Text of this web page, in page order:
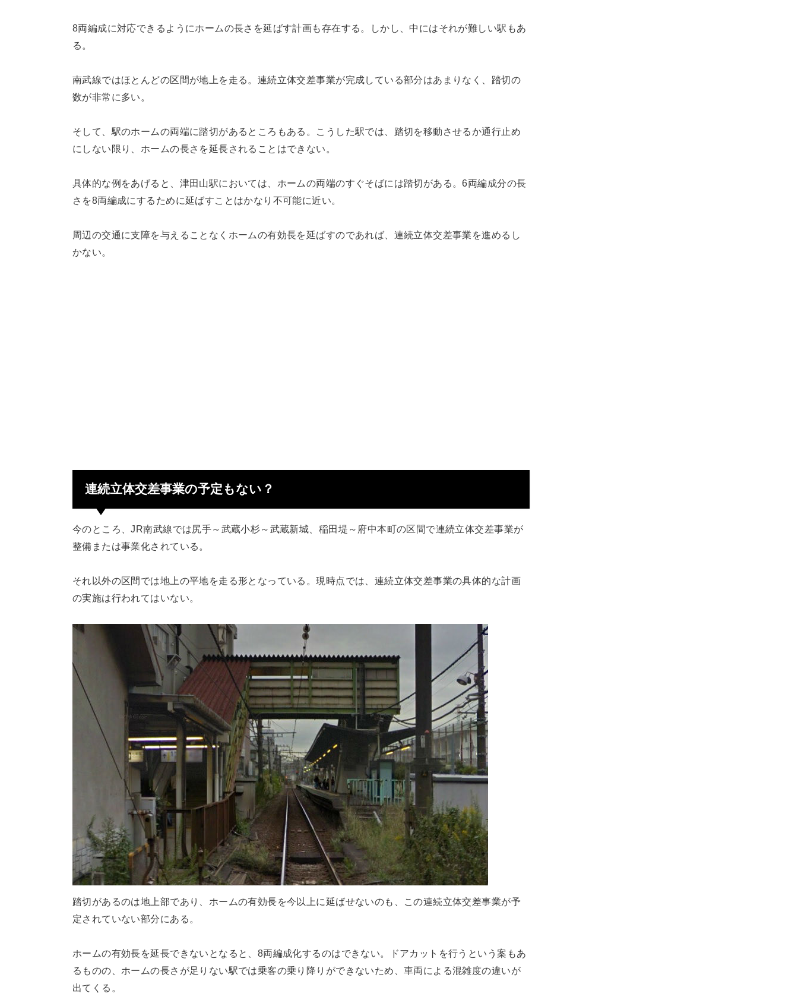
8両編成に対応できるようにホームの長さを延ばす計画も存在する。しかし、中にはそれが難しい駅もあ
る。
南武線ではほとんどの区間が地上を走る。連続立体交差事業が完成している部分はあまりなく、踏切の
数が非常に多い。
そして、駅のホームの両端に踏切があるところもある。こうした駅では、踏切を移動させるか通行止め
にしない限り、ホームの長さを延長されることはできない。
具体的な例をあげると、津田山駅においては、ホームの両端のすぐそばには踏切がある。6両編成分の長
さを8両編成にするために延ばすことはかなり不可能に近い。
周辺の交通に支障を与えることなくホームの有効長を延ばすのであれば、連続立体交差事業を進めるし
かない。
連続立体交差事業の予定もない？
今のところ、JR南武線では尻手～武蔵小杉～武蔵新城、稲田堤～府中本町の区間で連続立体交差事業が
整備または事業化されている。
それ以外の区間では地上の平地を走る形となっている。現時点では、連続立体交差事業の具体的な計画
の実施は行われてはいない。
踏切があるのは地上部であり、ホームの有効長を今以上に延ばせないのも、この連続立体交差事業が予
定されていない部分にある。
ホームの有効長を延長できないとなると、8両編成化するのはできない。ドアカットを行うという案もあ
るものの、ホームの長さが足りない駅では乗客の乗り降りができないため、車両による混雑度の違いが
出てくる。